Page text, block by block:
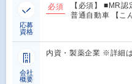
応募
資格
必須
【必須】 ■MR
普通自動車 【こ
会社
概要
内資・製薬企業 ※詳細